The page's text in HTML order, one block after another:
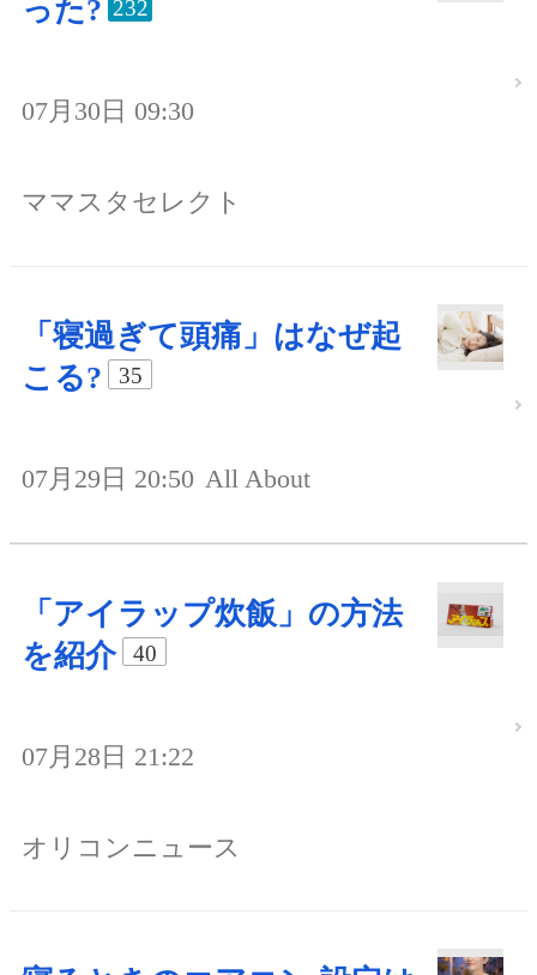
った? 232
07月30日 09:30
ママスタセレクト
「寝過ぎて頭痛」はなぜ起
こる?
35
07月29日 20:50 All About
「アイラップ炊飯」の方法
を紹介
40
07月28日 21:22
オリコンニュース